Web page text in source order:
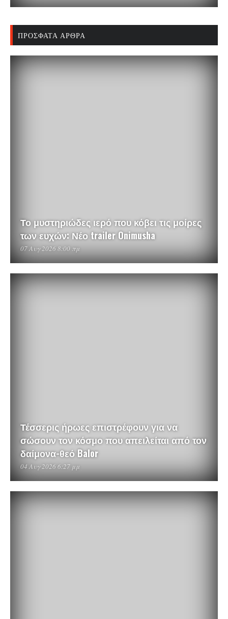
ΠΡΌΣΦΑΤΑ ΆΡΘΡΑ
Το μυστηριώδες ιερό που κόβει τις μοίρες
των ευχών: Νέο trailer Onimusha
07 Αυγ 2026 8:00 πμ
Τέσσερις ήρωες επιστρέφουν για να
σώσουν τον κόσμο που απειλείται από τον
δαίμονα-θεό Balor
04 Αυγ 2026 6:27 μμ